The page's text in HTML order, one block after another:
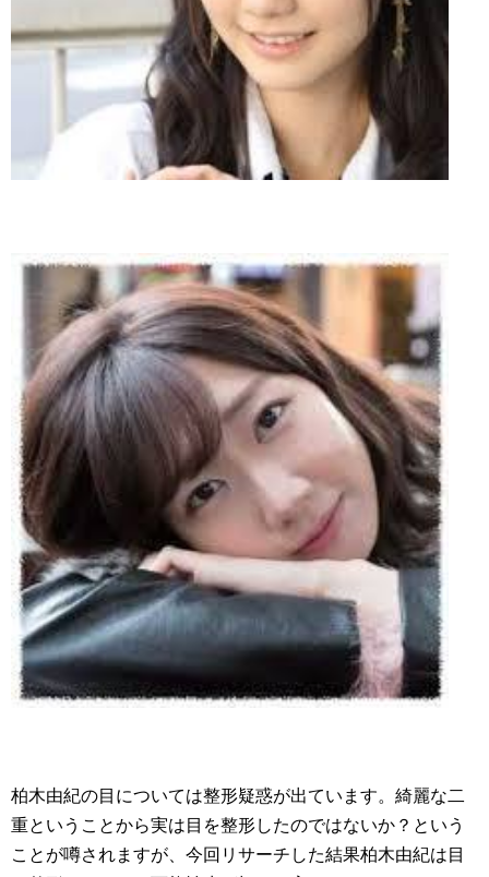
柏木由紀の目については整形疑惑が出ています。綺麗な二
重ということから実は目を整形したのではないか？という
ことが噂されますが、今回リサーチした結果柏木由紀は目